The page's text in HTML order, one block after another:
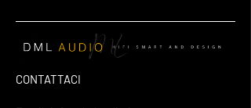
CONTATTACI